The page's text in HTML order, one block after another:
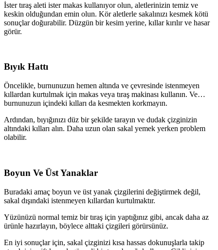
İster tıraş aleti ister makas kullanıyor olun, aletlerinizin temiz ve
keskin olduğundan emin olun. Kör aletlerle sakalınızı kesmek kötü
sonuçlar doğurabilir. Düzgün bir kesim yerine, kıllar kırılır ve hasar
görür.
Bıyık Hattı
Öncelikle, burnunuzun hemen altında ve çevresinde istenmeyen
kıllardan kurtulmak için makas veya tıraş makinası kullanın. Ve…
burnunuzun içindeki kılları da kesmekten korkmayın.
Ardından, bıyığınızı düz bir şekilde tarayın ve dudak çizginizin
altındaki kılları alın. Daha uzun olan sakal yemek yerken problem
olabilir.
Boyun Ve Üst Yanaklar
Buradaki amaç boyun ve üst yanak çizgilerini değiştirmek değil,
sakal dışındaki istenmeyen kıllardan kurtulmaktır.
Yüzünüzü normal temiz bir tıraş için yaptığınız gibi, ancak daha az
ürünle hazırlayın, böylece alttaki çizgileri görürsünüz.
En iyi sonuçlar için, sakal çizginizi kısa hassas dokunuşlarla takip